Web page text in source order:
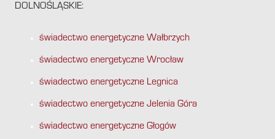
DOLNOŚLĄSKIE:
świadectwo energetyczne Wałbrzych
świadectwo energetyczne Wrocław
świadectwo energetyczne Legnica
świadectwo energetyczne Jelenia Góra
świadectwo energetyczne Głogów